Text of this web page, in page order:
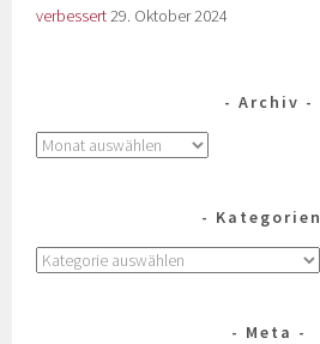
verbessert29. Oktober 2024
Archiv
Kategorien
Meta